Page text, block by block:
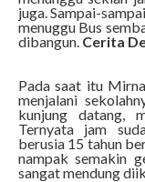
juga. Sampai-
menuggu Bus
dibangun. Cerita
Pada saat itu
menjalani
kunjung datang,
Ternyata jam
berusia 15 tahun
nampak semakin
sangat mendung